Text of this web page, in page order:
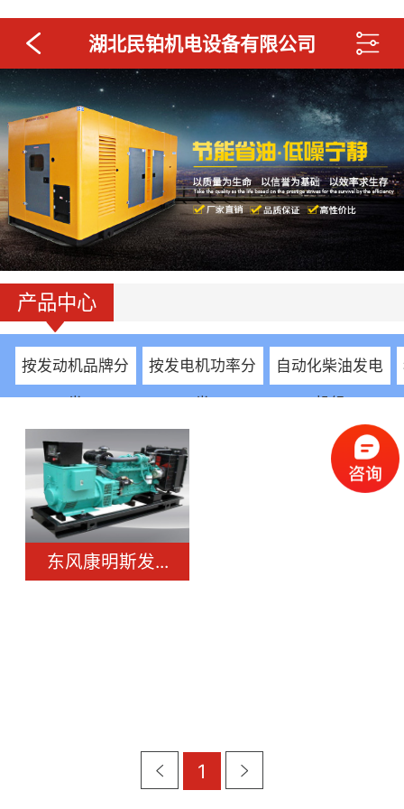
湖北民铂机电设备有限公司
产品中心
按发动机品牌分 按发电机功率分 自动化柴油发电
东风康明斯发...
1